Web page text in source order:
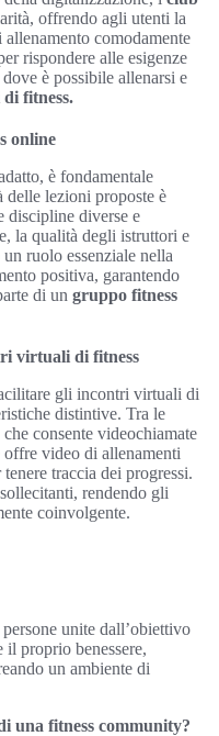
offrendo agli utenti la
comodamente
rispondere alle esigenze
è possibile allenarsi e
fitness.
online
è fondamentale
delle lezioni proposte è
discipline diverse e
la qualità degli istruttori e
ruolo essenziale nella
positiva, garantendo
di un gruppo fitness
virtuali di fitness
gli incontri virtuali di
distintive. Tra le
consente videochiamate
video di allenamenti
traccia dei progressi.
rendendo gli
coinvolgente.
unite dall’obiettivo
proprio benessere,
un ambiente di
una fitness community?